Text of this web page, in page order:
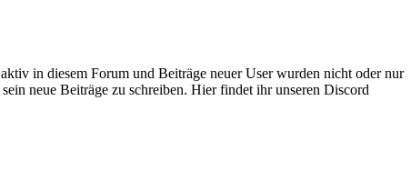
in diesem Forum und Beiträge neuer User wurden nicht oder nur
neue Beiträge zu schreiben. Hier findet ihr unseren Discord